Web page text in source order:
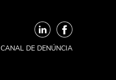
CANAL DE DENÚNCIA